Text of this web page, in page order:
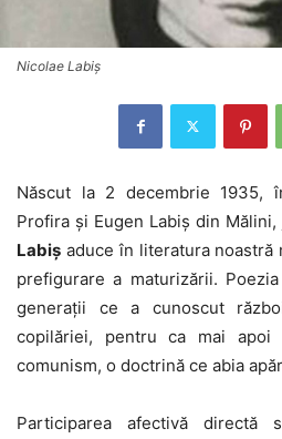
Nicolae Labiș
Născut la 2 decembrie 1935,
Profira și Eugen Labiș din
Labiș aduce în literatura noastră
prefigurare a maturizării.
generații ce a cunoscut
copilăriei, pentru ca mai apoi
comunism, o doctrină ce abia
Participarea afectivă